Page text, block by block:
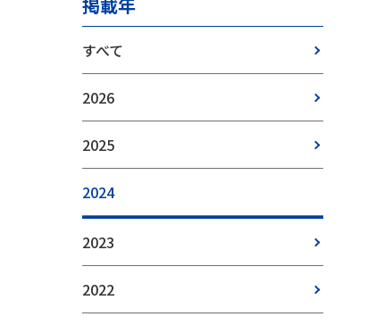
すべて
2026
2025
2024
2023
2022